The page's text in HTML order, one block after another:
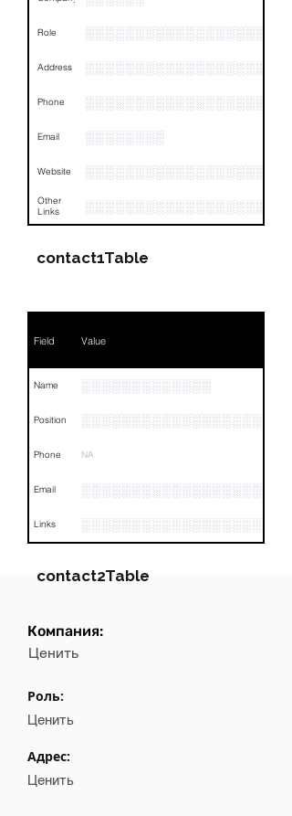
Role
Address
Phone
Email ░░░░░░░░
Website ░░░░░░░░░░░░░░░░░░░░
Other
Links
contact1Table
Field Value
Name ░░░░░░░░░░░░░
Position ░░░░░░░░░░░░░░░░░░
Phone NA
Email
Links
contact2Table
Field
Email
Компания:
Ценить
Роль:
Ценить
Адрес:
Ценить